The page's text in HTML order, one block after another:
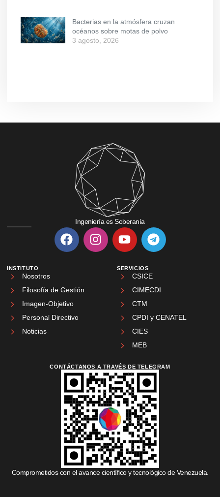
Bacterias en la atmósfera cruzan
océanos sobre motas de polvo
3 agosto, 2026
Ingeniería es Soberanía
INSTITUTO
Nosotros
Filosofía de Gestión
Imagen-Objetivo
Personal Directivo
Noticias
SERVICIOS
CSICE
CIMECDI
CTM
CPDI y CENATEL
CIES
MEB
CONTÁCTANOS A TRAVÉS DE TELEGRAM
Comprometidos con el avance científico y tecnológico de Venezuela.